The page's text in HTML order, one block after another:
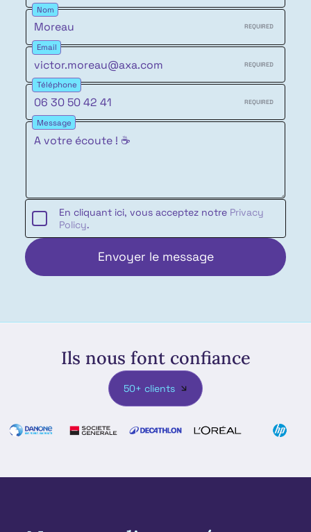
Nom
REQUIRED
Email
REQUIRED
Téléphone
REQUIRED
Message
En cliquant ici, vous acceptez notre Privacy
Policy.
Ils nous font confiance
50+ clients